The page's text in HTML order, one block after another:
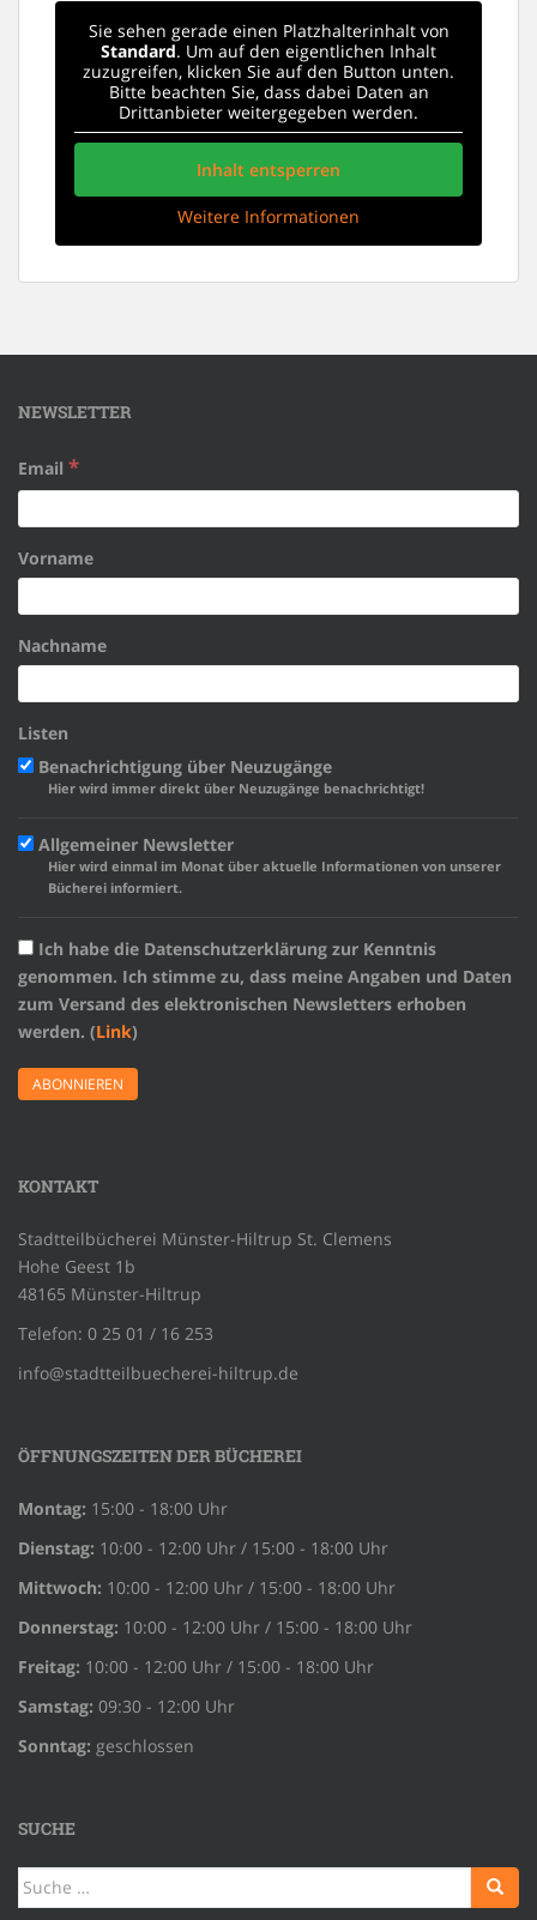
Sie sehen gerade einen Platzhalterinhalt von
Standard. Um auf den eigentlichen Inhalt
zuzugreifen, klicken Sie auf den Button unten.
Bitte beachten Sie, dass dabei Daten an
Drittanbieter weitergegeben werden.
Inhalt entsperren
Weitere Informationen
NEWSLETTER
Email *
Vorname
Nachname
Listen
Benachrichtigung über Neuzugänge
Hier wird immer direkt über Neuzugänge benachrichtigt!
Allgemeiner Newsletter
Hier wird einmal im Monat über aktuelle Informationen von unserer
Bücherei informiert.
Ich habe die Datenschutzerklärung zur Kenntnis
genommen. Ich stimme zu, dass meine Angaben und Daten
zum Versand des elektronischen Newsletters erhoben
werden. (Link)
KONTAKT
Stadtteilbücherei Münster-Hiltrup St. Clemens
Hohe Geest 1b
48165 Münster-Hiltrup
Telefon: 0 25 01 / 16 253
info@stadtteilbuecherei-hiltrup.de
ÖFFNUNGSZEITEN DER BÜCHEREI
Montag: 15:00 - 18:00 Uhr
Dienstag: 10:00 - 12:00 Uhr / 15:00 - 18:00 Uhr
Mittwoch: 10:00 - 12:00 Uhr / 15:00 - 18:00 Uhr
Donnerstag: 10:00 - 12:00 Uhr / 15:00 - 18:00 Uhr
Freitag: 10:00 - 12:00 Uhr / 15:00 - 18:00 Uhr
Samstag: 09:30 - 12:00 Uhr
Sonntag: geschlossen
SUCHE
Suche
nach: